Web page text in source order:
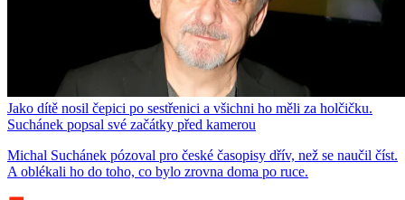
Jako dítě nosil čepici po sestřenici a všichni ho měli za holčičku.
Suchánek popsal své začátky před kamerou
Michal Suchánek pózoval pro české časopisy dřív, než se naučil číst.
A oblékali ho do toho, co bylo zrovna doma po ruce.